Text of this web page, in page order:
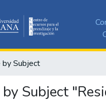
Subject
Subject